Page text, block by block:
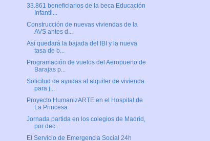
33.861 beneficiarios de la beca Educación
Infantil...
Construcción de nuevas viviendas de la
AVS antes d...
Así quedará la bajada del IBI y la nueva
tasa de b...
Programación de vuelos del Aeropuerto de
Barajas p...
Solicitud de ayudas al alquiler de vivienda
para j...
Proyecto HumanizARTE en el Hospital de
La Princesa
Jornada partida en los colegios de Madrid,
por dec...
El Servicio de Emergencia Social 24h